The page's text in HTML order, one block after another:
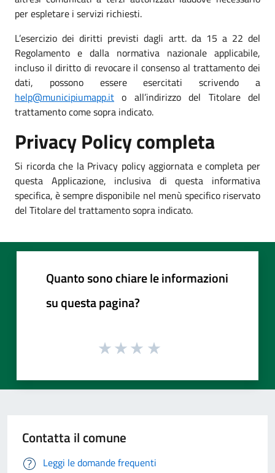
per espletare i servizi richiesti.
L’esercizio dei diritti previsti dagli artt. da 15 a 22 del
Regolamento e dalla normativa nazionale applicabile,
incluso il diritto di revocare il consenso al trattamento dei
dati, possono essere esercitati scrivendo a
help@municipiumapp.it o all’indirizzo del Titolare del
trattamento come sopra indicato.
Privacy Policy completa
Si ricorda che la Privacy policy aggiornata e completa per
questa Applicazione, inclusiva di questa informativa
specifica, è sempre disponibile nel menù specifico riservato
del Titolare del trattamento sopra indicato.
Quanto sono chiare le informazioni
su questa pagina?
Contatta il comune
Leggi le domande frequenti